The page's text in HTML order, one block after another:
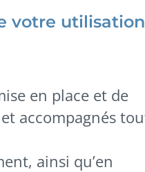
votre utilisation
en place et de
accompagnés
ainsi qu’en